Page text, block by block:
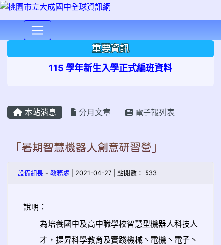
重要資訊
115 學年新生入學正式編班資料
本站消息 分月文章 電子報列表
「暑期智慧機器人創意研習營」
設備組長 - 教務處 | 2021-04-27 | 點閱數： 533
說明：
為培養國中及高中職學校智慧型機器人科技人
才，提昇科學教育及實踐機械丶電機丶電子丶